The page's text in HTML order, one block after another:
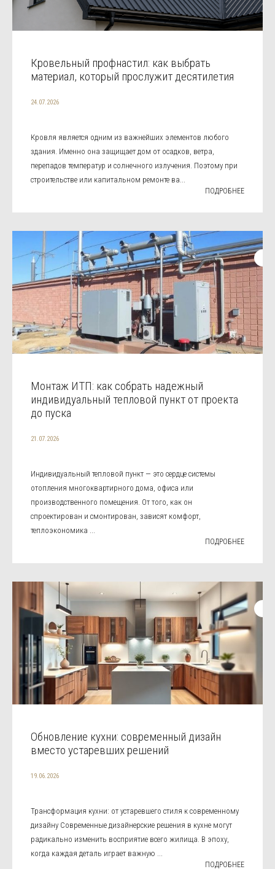
Кровельный профнастил: как выбрать
материал, который прослужит десятилетия
24.07.2026
Кровля является одним из важнейших элементов любого
здания. Именно она защищает дом от осадков, ветра,
перепадов температур и солнечного излучения. Поэтому при
строительстве или капитальном ремонте ва...
ПОДРОБНЕЕ
Монтаж ИТП: как собрать надежный
индивидуальный тепловой пункт от проекта
до пуска
21.07.2026
Индивидуальный тепловой пункт — это сердце системы
отопления многоквартирного дома, офиса или
производственного помещения. От того, как он
спроектирован и смонтирован, зависят комфорт,
теплоэкономика ...
ПОДРОБНЕЕ
Обновление кухни: современный дизайн
вместо устаревших решений
19.06.2026
Трансформация кухни: от устаревшего стиля к современному
дизайну Современные дизайнерские решения в кухне могут
радикально изменить восприятие всего жилища. В эпоху,
когда каждая деталь играет важную ...
ПОДРОБНЕЕ